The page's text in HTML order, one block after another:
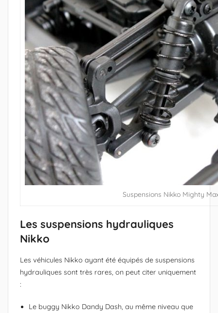
Suspensions Nikko Mighty
Les suspensions hydrauliques
Nikko
Les véhicules Nikko ayant été équipés de suspensions
hydrauliques sont très rares, on peut citer uniquement
:
Le buggy Nikko Dandy Dash, au même niveau que